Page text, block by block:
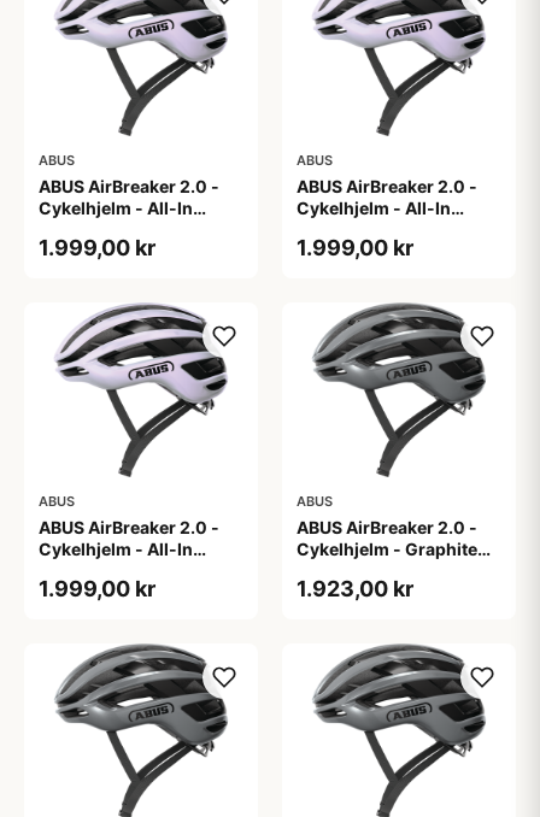
ABUS
ABUS AirBreaker 2.0 -
Cykelhjelm - All-In
1.999,00 kr
ABUS
ABUS AirBreaker 2.0 -
Cykelhjelm - All-In
1.999,00 kr
ABUS
ABUS AirBreaker 2.0 -
Cykelhjelm - All-In
1.999,00 kr
ABUS
ABUS AirBreaker 2.0 -
Cykelhjelm - Graphite
1.923,00 kr